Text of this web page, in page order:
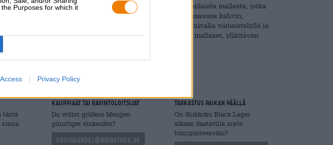
Purposes for which it
Privacy Policy
mestariteoksen valmistuksessa käytetään kahdeksaa erilaista mallasta, jotka
värin ja täyteläisen mallasluonteen. Shikokku lumoaa maussa kahvin,
tummilla vivahteilla. Lager viimeistely raikkaalla kuivalla viimeistelyllä ja
Hienovaraisesti sävelletty katkeruus kohtaa makeat mallaset, yllättävän
aromien leikkejä.
Erittäin suositeltavaa!
tästä
sinua
kauppiaat tai ravintoloitsijat
Du willst größere Mengen
günstiger einkaufen?
grosshandel@bierothek.de
Tarkastus paikan päällä
On Shikkoku Black Lager
alkaen Saatavilla myös
toimipisteessäni?